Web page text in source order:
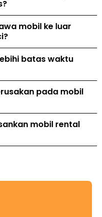
mobil ke luar
batas waktu
pada mobil
mobil rental